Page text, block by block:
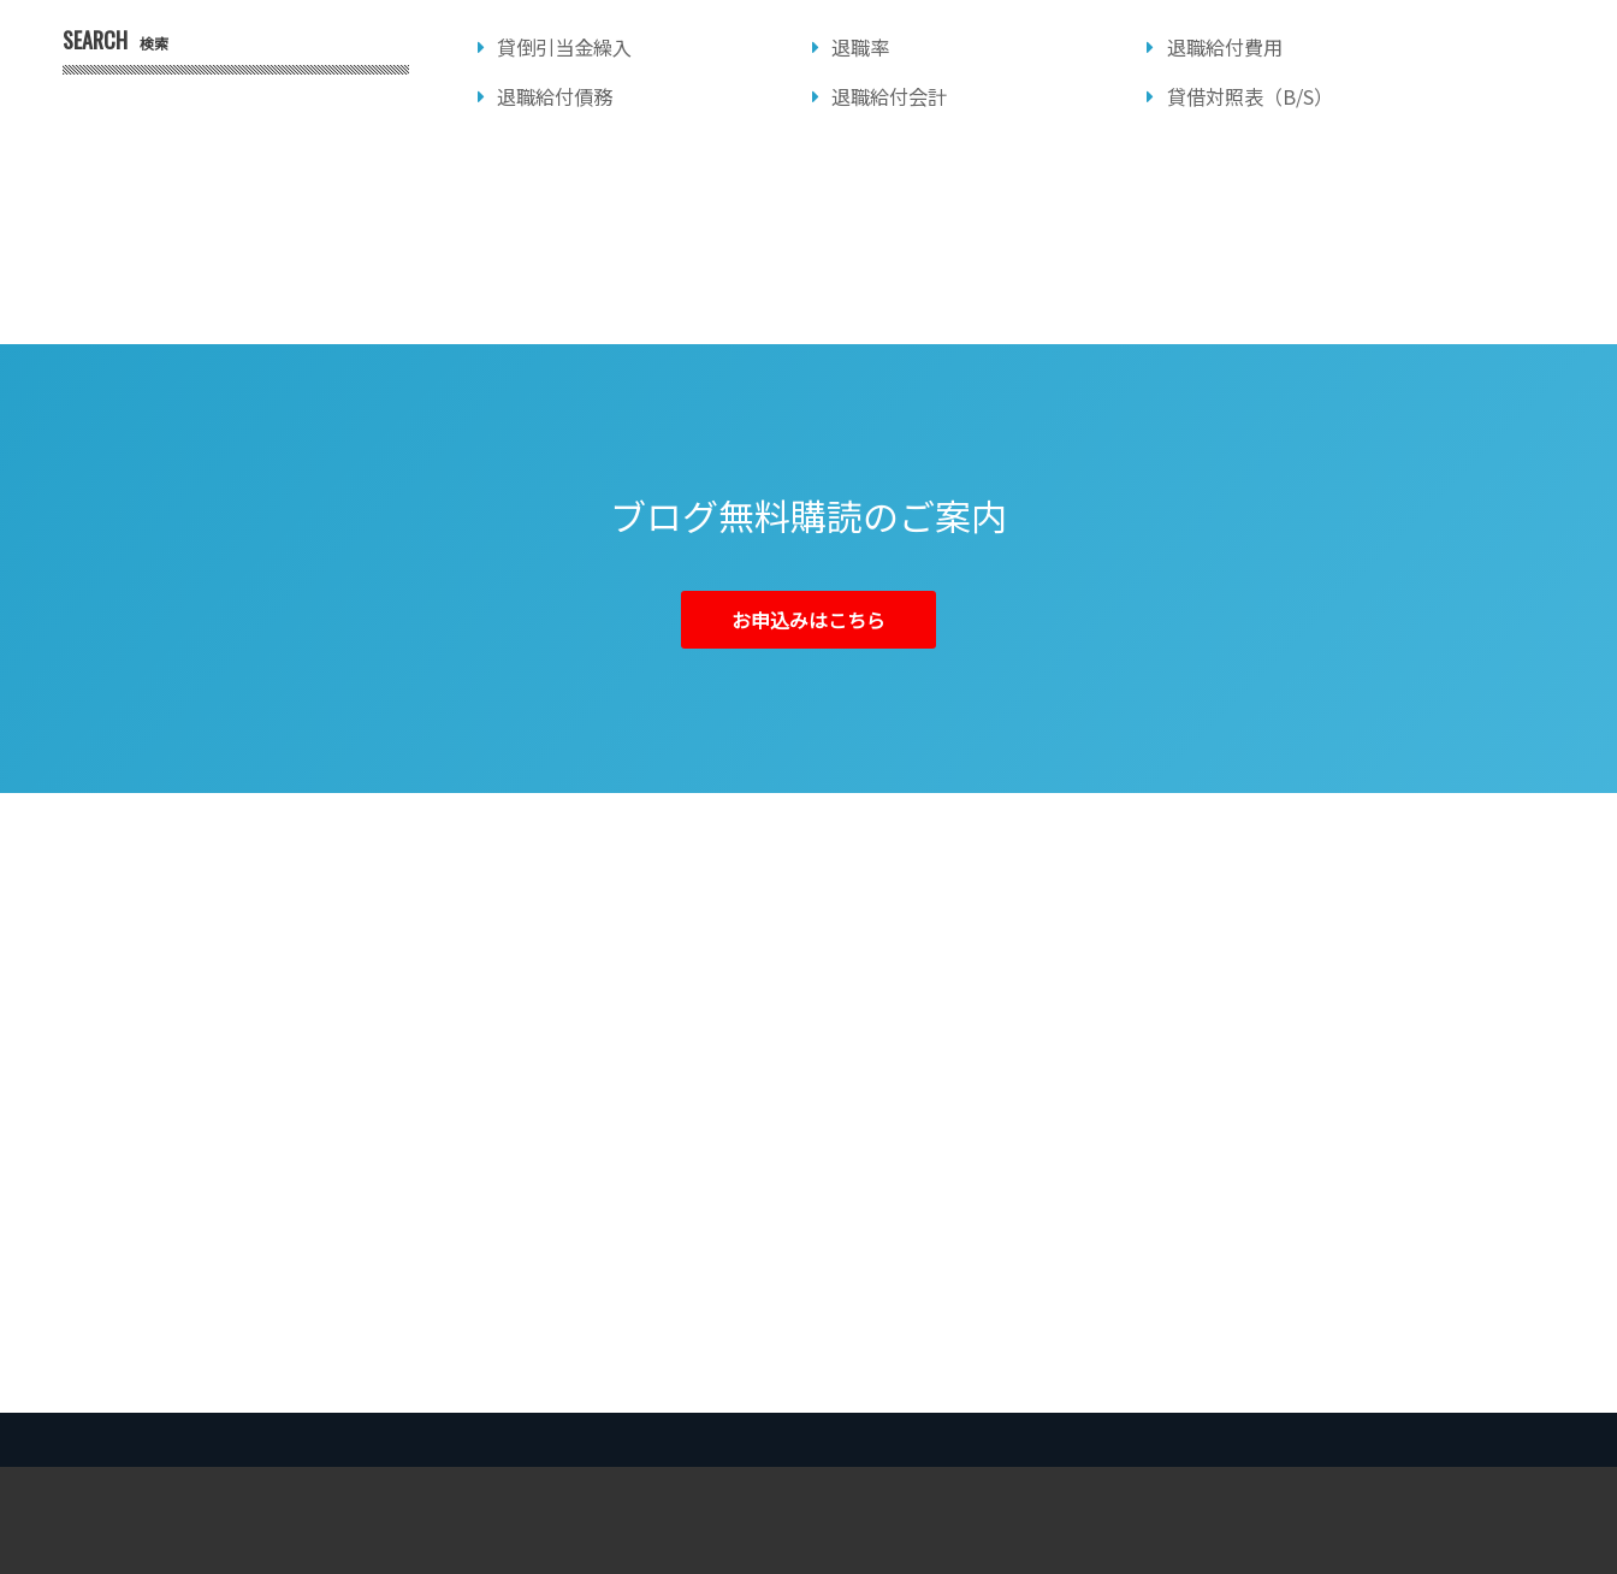
SEARCH 検索 貸倒引当金繰入 退職率
退職給付費用
退職給付債務
退職給付会計 貸借対照表（B/S）
ブログ無料購読のご案内
お申込みはこちら